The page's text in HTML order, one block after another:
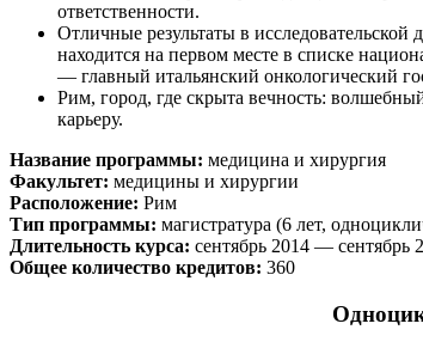
ответственности.
Отличные результаты в
находится на первом месте в списке
— главный итальянский онкологический
Рим, город, где скрыта вечность:
карьеру.
Название программы: медицина и хирургия
Факультет: медицины и хирургии
Расположение: Рим
Тип программы: магистратура (6 лет,
Длительность курса: сентябрь 2014 — сентябрь
Общее количество кредитов: 360